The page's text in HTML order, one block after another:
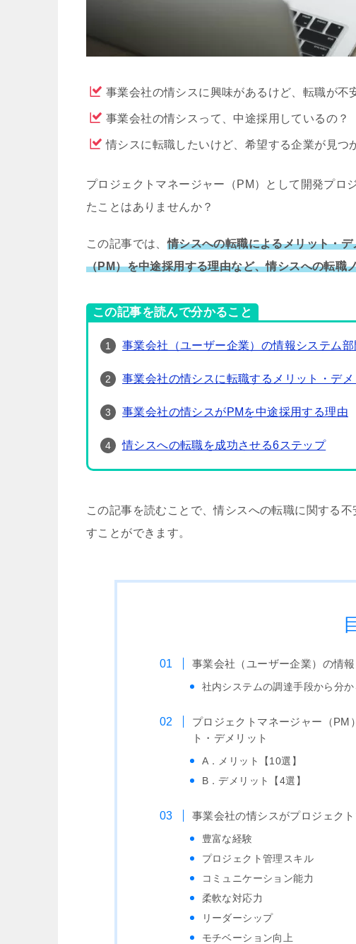
事業会社の情シスに興味があるけど、転職が不
事業会社の情シスって、中途採用しているの？
情シスに転職したいけど、希望する企業が見つ
プロジェクトマネージャー（PM）として開発プロ
たことはありませんか？
この記事では、情シスへの転職によるメリット・
（PM）を中途採用する理由など、情シスへの転職
この記事を読んで分かること
事業会社（ユーザー企業）の情報システム部
事業会社の情シスに転職するメリット・デメ
事業会社の情シスがPMを中途採用する理由
情シスへの転職を成功させる6ステップ
この記事を読むことで、情シスへの転職に関する
すことができます。
事業会社（ユーザー企業）の情
社内システムの調達手段から分
プロジェクトマネージャー（PM
ト・デメリット
A．メリット【10選】
B．デメリット【4選】
事業会社の情シスがプロジェク
豊富な経験
プロジェクト管理スキル
コミュニケーション能力
柔軟な対応力
リーダーシップ
モチベーション向上